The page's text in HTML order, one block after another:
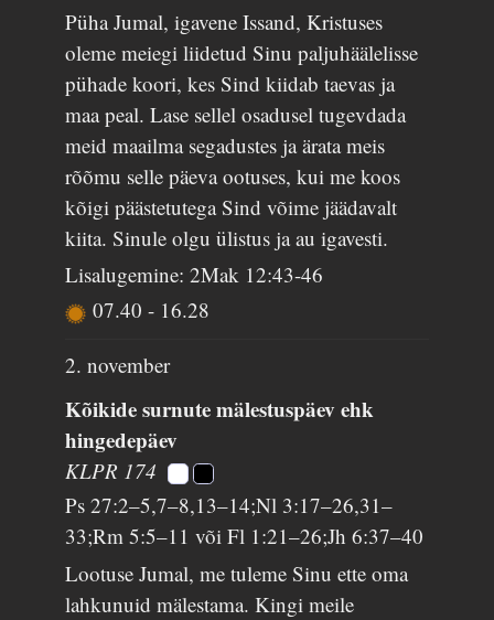
Püha Jumal, igavene Issand, Kristuses
oleme meiegi liidetud Sinu paljuhäälelisse
pühade koori, kes Sind kiidab taevas ja
maa peal. Lase sellel osadusel tugevdada
meid maailma segadustes ja ärata meis
rõõmu selle päeva ootuses, kui me koos
kõigi päästetutega Sind võime jäädavalt
kiita. Sinule olgu ülistus ja au igavesti.
Lisalugemine: 2Mak 12:43-46
07.40- 16.28
2. november
Kõikide surnute mälestuspäev ehk
hingedepäev
KLPR 174
Ps 27:2–5,7–8,13–14;Nl 3:17–26,31–
33;Rm 5:5–11 või Fl 1:21–26;Jh 6:37–40
Lootuse Jumal, me tuleme Sinu ette oma
lahkunuid mälestama. Kingi meile